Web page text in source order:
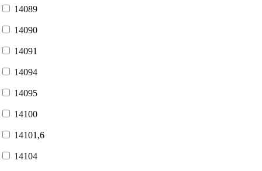
14089
14090
14091
14094
14095
14100
14101,6
14104